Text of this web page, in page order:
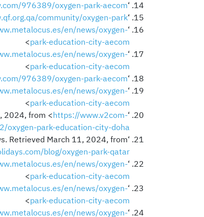
‘Oxygen Park / AECOM’. (2022). ArchDaily. Retrieved December 27, 2023, from <
976389/oxygen-park-aecom
‘Oxygen Park’. (n.d.). Qatar Foundation. Retrieved December 27, 2023, from <
community/oxygen-park
‘Oxygen Park, Education City by AECOM’. (2018). METALOCUS. Retrieved December 27, 2023, from <
en/news/oxygen-
park-education-city-aecom
>
‘Oxygen Park, Education City by AECOM’. (2018). METALOCUS. Retrieved December 27, 2023, from <
en/news/oxygen-
park-education-city-aecom
>
‘Oxygen Park / AECOM’. (2022). ArchDaily. Retrieved December 27, 2023, from <
976389/oxygen-park-aecom
‘Oxygen Park, Education City by AECOM’. (2018). METALOCUS. Retrieved December 27, 2023, from <
en/news/oxygen-
park-education-city-aecom
>
‘Oxygen Park, Education City, Doha – Qatar Foundation, AECOM’. (2017). v2com-newswire. Retrieved March 11, 2024, from <
https://www.v2com-
park-education-city-doha
Retrieved March 11, 2024, from
blog/oxygen-park-qatar/
‘Oxygen Park, Education City by AECOM’. (2018). METALOCUS. Retrieved December 27, 2023, from <
en/news/oxygen-
park-education-city-aecom
>
‘Oxygen Park, Education City by AECOM’. (2018). METALOCUS. Retrieved December 27, 2023, from <
en/news/oxygen-
park-education-city-aecom
>
‘Oxygen Park, Education City by AECOM’. (2018). METALOCUS. Retrieved December 27, 2023, from <
en/news/oxygen-